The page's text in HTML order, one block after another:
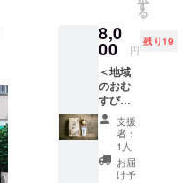
欄にご
希望の
お名前
をご記
入くだ
さい。
記入の
ない場
合は
CAMPF
IREの
※画像は
イメー
ジで
す。 ※
内容が
変更に
なる場
合があ
りま
す。 ※
グッズ
川県能
登町）
ー谷
川醸造
のおか
ず味噌
（石川
県能登
町）
ー
しょう
（https:
//densh
obato.t
okyo）
に名前
を1年間
掲載さ
せてい
ただき
ます。
・お礼
のメー
す
る
8,0
00 円
残り19
＜地域
のおむ
すびを
お届け
で応援
コース
＞ ・伝
所鳩か
支援
者：
1人
お届
け予